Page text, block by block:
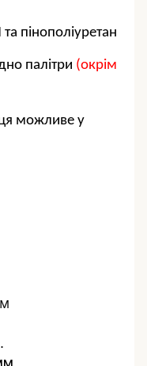
пінополіуретан
палітри (окрім
можливе у